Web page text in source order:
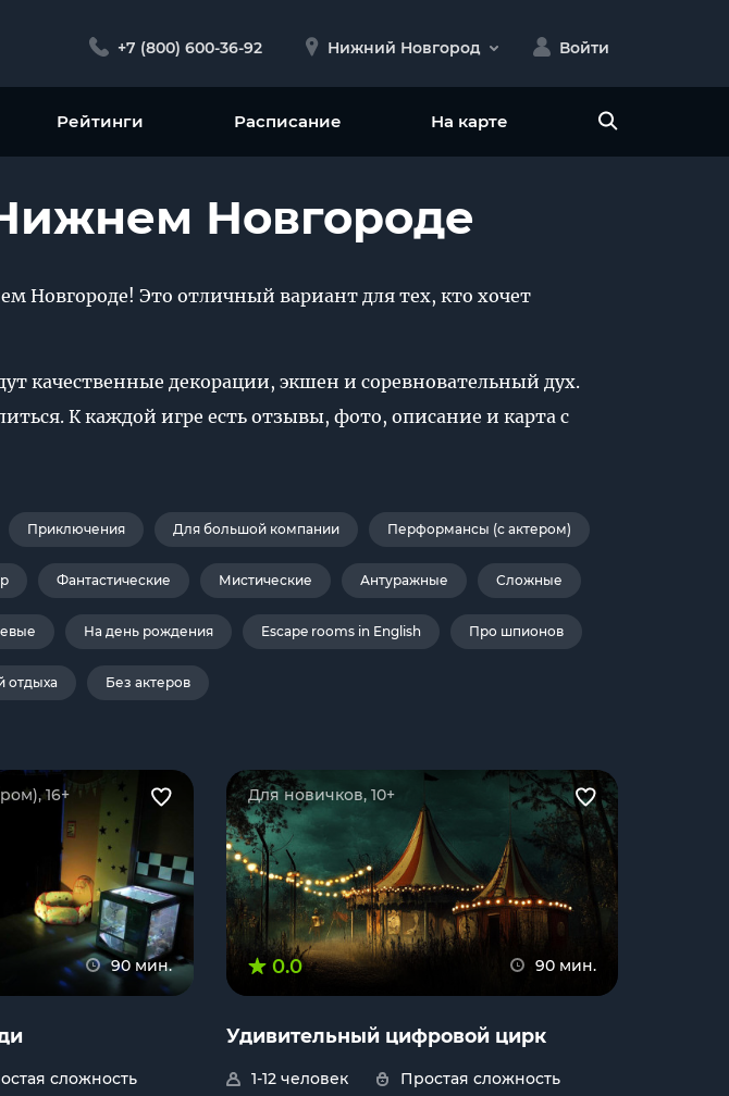
+7 (800) 600-36-92 Нижний Новгород Войти
Рейтинги Расписание На карте
Новгороде
Новгороде! Это отличный вариант для тех, кто хочет
качественные декорации, экшен и соревновательный дух.
К каждой игре есть отзывы, фото, описание и карта с
Приключения Для большой компании Перформансы (с актером)
Фантастические Мистические Антуражные Сложные
На день рождения Escape rooms in English Про шпионов
отдыха Без актеров
16+
90 мин.
сложность
Для новичков, 10+
0.0 90 мин.
Удивительный цифровой цирк
1-12 человек
Простая сложность